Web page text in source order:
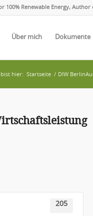
100% Renewable Energy,
Über mich Dokumente
bist hier: Startseite / DIW
205